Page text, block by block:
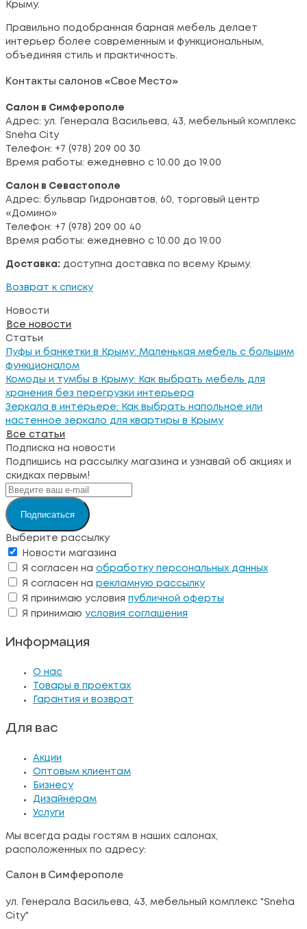
Крыму.
Правильно подобранная барная мебель делает
интерьер более современным и функциональным,
объединяя стиль и практичность.
Контакты салонов «Свое Место»
Салон в Симферополе
Адрес: ул. Генерала Васильева, 43, мебельный комплекс
Sneha City
Телефон: +7 (978) 209 00 30
Время работы: ежедневно с 10.00 до 19.00
Салон в Севастополе
Адрес: бульвар Гидронавтов, 60, торговый центр
«Домино»
Телефон: +7 (978) 209 00 40
Время работы: ежедневно с 10.00 до 19.00
Доставка: доступна доставка по всему Крыму.
Возврат к списку
Новости
Все новости
Статьи
Пуфы и банкетки в Крыму: Маленькая мебель с большим
функционалом
Комоды и тумбы в Крыму: Как выбрать мебель для
хранения без перегрузки интерьера
Зеркала в интерьере: Как выбрать напольное или
настенное зеркало для квартиры в Крыму
Все статьи
Подписка на новости
Подпишись на рассылку магазина и узнавай об акциях и
скидках первым!
Подписаться
Выберите рассылку
Новости магазина
Я согласен на обработку персональных данных
Я согласен на рекламную рассылку
Я принимаю условия публичной оферты
Я принимаю условия соглашения
Информация
О нас
Товары в проектах
Гарантия и возврат
Для вас
Акции
Оптовым клиентам
Бизнесу
Дизайнерам
Услуги
Мы всегда рады гостям в наших салонах,
расположенных по адресу:
Салон в Симферополе
ул. Генерала Васильева, 43, мебельный комплекс "Sneha
City"